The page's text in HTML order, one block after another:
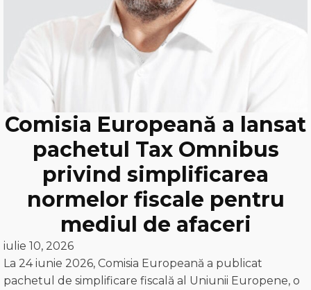
Comisia Europeană a lansat
pachetul Tax Omnibus
privind simplificarea
normelor fiscale pentru
mediul de afaceri
iulie 10, 2026
La 24 iunie 2026, Comisia Europeană a publicat
pachetul de simplificare fiscală al Uniunii Europene, o